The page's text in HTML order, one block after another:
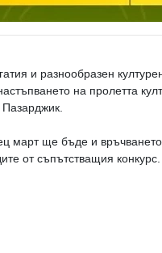
и разнообразен
на пролетта
март ще бъде и
от съпътстващия